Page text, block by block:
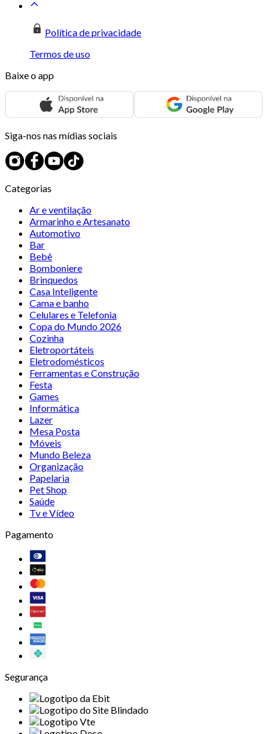
Política de privacidade
Termos de uso
Baixe o app
Siga-nos nas mídias sociais
Categorias
Ar e ventilação
Armarinho e Artesanato
Automotivo
Bar
Bebê
Bomboniere
Brinquedos
Casa Inteligente
Cama e banho
Celulares e Telefonia
Copa do Mundo 2026
Cozinha
Eletroportáteis
Eletrodomésticos
Ferramentas e Construção
Festa
Games
Informática
Lazer
Mesa Posta
Móveis
Mundo Beleza
Organização
Papelaria
Pet Shop
Saúde
Tv e Vídeo
Pagamento
Segurança